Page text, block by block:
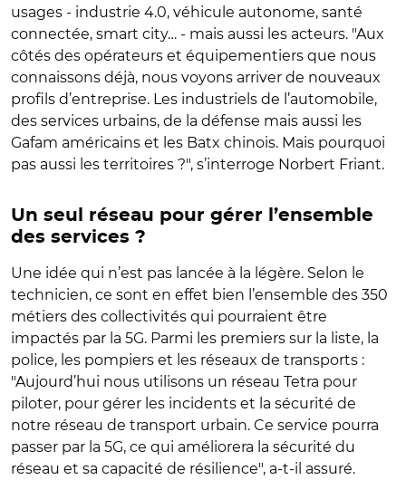
usages - industrie 4.0, véhicule autonome, santé
connectée, smart city… - mais aussi les acteurs. "Aux
côtés des opérateurs et équipementiers que nous
connaissons déjà, nous voyons arriver de nouveaux
profils d’entreprise. Les industriels de l’automobile,
des services urbains, de la défense mais aussi les
Gafam américains et les Batx chinois. Mais pourquoi
pas aussi les territoires ?", s’interroge Norbert Friant.
Un seul réseau pour gérer l’ensemble
des services ?
Une idée qui n’est pas lancée à la légère. Selon le
technicien, ce sont en effet bien l’ensemble des 350
métiers des collectivités qui pourraient être
impactés par la 5G. Parmi les premiers sur la liste, la
police, les pompiers et les réseaux de transports :
"Aujourd’hui nous utilisons un réseau Tetra pour
piloter, pour gérer les incidents et la sécurité de
notre réseau de transport urbain. Ce service pourra
passer par la 5G, ce qui améliorera la sécurité du
réseau et sa capacité de résilience", a-t-il assuré.